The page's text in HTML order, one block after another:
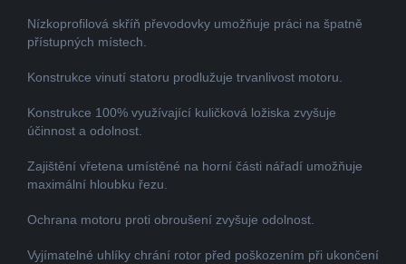
Nízkoprofilová skříň převodovky umožňuje práci na špatně
přístupných místech.
Konstrukce vinutí statoru prodlužuje trvanlivost motoru.
Konstrukce 100% využívající kuličková ložiska zvyšuje
účinnost a odolnost.
Zajištění vřetena umístěné na horní části nářadí umožňuje
maximální hloubku řezu.
Ochrana motoru proti obroušení zvyšuje odolnost.
Vyjímatelné uhlíky chrání rotor před poškozením při ukončení